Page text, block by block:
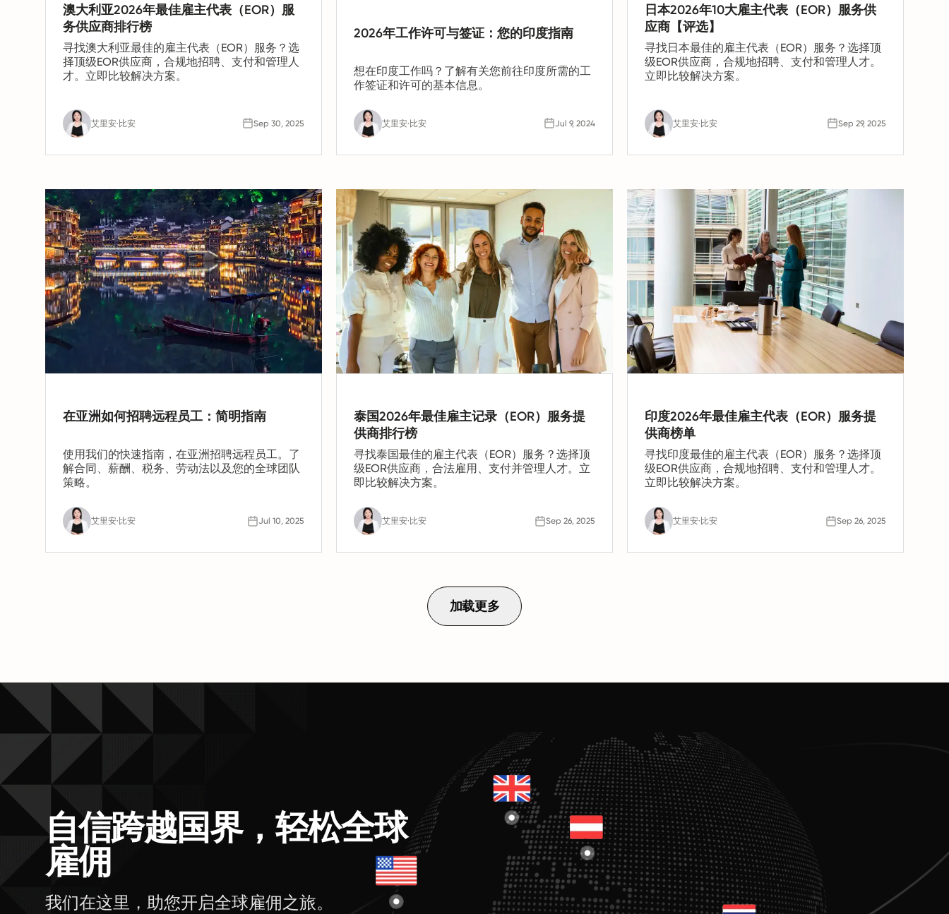
澳大利亚2026年最佳雇主代表（EOR）服
务供应商排行榜
寻找澳大利亚最佳的雇主代表（EOR）服务？选
择顶级EOR供应商，合规地招聘、支付和管理人
才。立即比较解决方案。
艾里安·比安 Sep 30, 2025
2026年工作许可与签证：您的印度指南
想在印度工作吗？了解有关您前往印度所需的工
作签证和许可的基本信息。
艾里安·比安 Jul 9, 2024
日本2026年10大雇主代表（EOR）服务供
应商【评选】
寻找日本最佳的雇主代表（EOR）服务？选择顶
级EOR供应商，合规地招聘、支付和管理人才。
立即比较解决方案。
艾里安·比安 Sep 29, 2025
在亚洲如何招聘远程员工：简明指南
使用我们的快速指南，在亚洲招聘远程员工。了
解合同、薪酬、税务、劳动法以及您的全球团队
策略。
艾里安·比安 Jul 10, 2025
泰国2026年最佳雇主记录（EOR）服务提
供商排行榜
寻找泰国最佳的雇主代表（EOR）服务？选择顶
级EOR供应商，合法雇用、支付并管理人才。立
即比较解决方案。
艾里安·比安 Sep 26, 2025
印度2026年最佳雇主代表（EOR）服务提
供商榜单
寻找印度最佳的雇主代表（EOR）服务？选择顶
级EOR供应商，合规地招聘、支付和管理人才。
立即比较解决方案。
艾里安·比安 Sep 26, 2025
加载更多
自信跨越国界，轻松全球
雇佣
我们在这里，助您开启全球雇佣之旅。